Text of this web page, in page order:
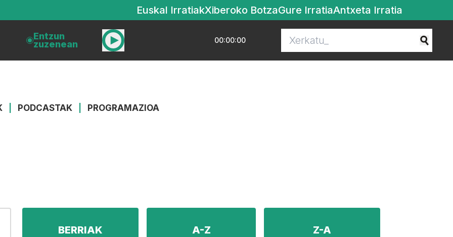
Euskal IrratiakXiberoko BotzaGure IrratiaAntxeta Irratia
Entzun
zuzenean 00:00:00
PODCASTAK PROGRAMAZIOA
BERRIAK A-Z Z-A